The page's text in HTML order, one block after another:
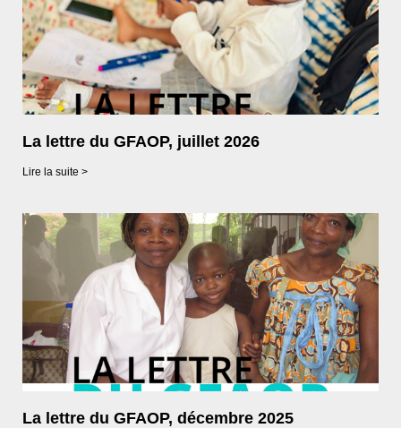
La lettre du GFAOP, juillet 2026
Lire la suite >
La lettre du GFAOP, décembre 2025